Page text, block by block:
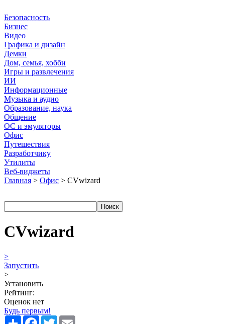
Безопасность
Бизнес
Видео
Графика и дизайн
Демки
Дом, семья, хобби
Игры и развлечения
ИИ
Информационные
Музыка и аудио
Образование, наука
Общение
ОС и эмуляторы
Офис
Путешествия
Разработчику
Утилиты
Веб-виджеты
Главная > Офис > CVwizard
CVwizard
>
Запустить
>
Установить
Рейтинг:
Оценок нет
Будь первым!
Share Facebook
Twitter